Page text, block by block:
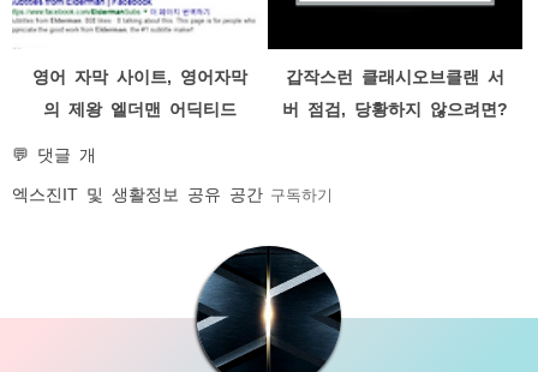
영어 자막 사이트, 영어자막
의 제왕 엘더맨 어딕티드
갑작스런 클래시오브클랜 서
버 점검, 당황하지 않으려면?
💬 댓글 개
엑스진 IT 및 생활정보 공유 공간 구독하기